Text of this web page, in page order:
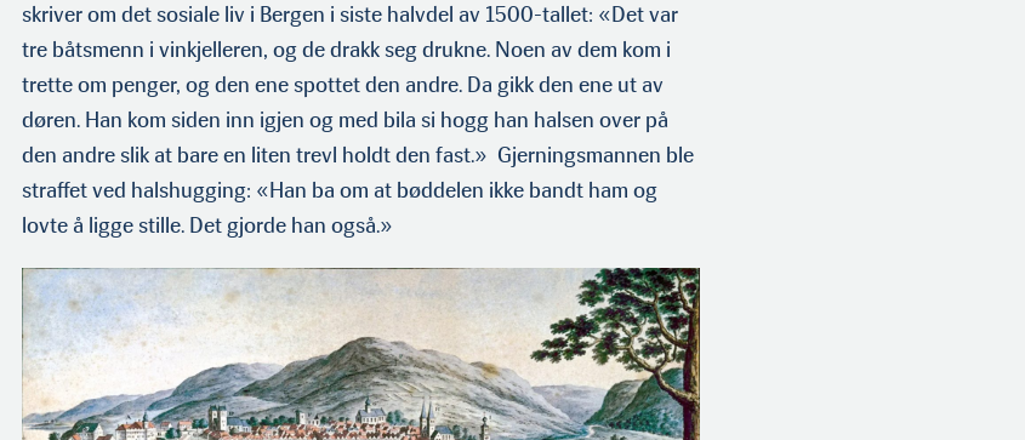
skriver om det sosiale liv i Bergen i siste halvdel av 1500-tallet: «Det var
tre båtsmenn i vinkjelleren, og de drakk seg drukne. Noen av dem kom i
trette om penger, og den ene spottet den andre. Da gikk den ene ut av
døren. Han kom siden inn igjen og med bila si hogg han halsen over på
den andre slik at bare en liten trevl holdt den fast.» Gjerningsmannen ble
straffet ved halshugging: «Han ba om at bøddelen ikke bandt ham og
lovte å ligge stille. Det gjorde han også.»